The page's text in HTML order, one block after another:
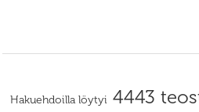
Hakuehdoilla löytyi 4443